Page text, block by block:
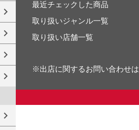
最近チェックした商品
取り扱いジャンル一覧
取り扱い店舗一覧
※出店に関するお問い合わせは